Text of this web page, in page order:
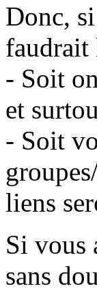
Donc,
faudrait
- Soit
et
- Soit
liens
Si vous
sans